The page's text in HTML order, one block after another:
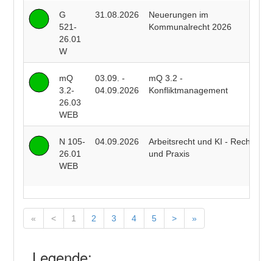
G
521-
26.01
W
31.08.2026
Neuerungen im
Kommunalrecht 2026
mQ
3.2-
26.03
WEB
03.09. -
04.09.2026
mQ 3.2 -
Konfliktmanagement
N 105-
26.01
WEB
04.09.2026
Arbeitsrecht und KI - Recht
und Praxis
« < 1 2 3 4 5 > »